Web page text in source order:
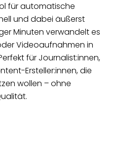
für automatische
und dabei äußerst
Minuten verwandelt es
Videoaufnahmen in
für Journalist:innen,
Ersteller:innen, die
wollen – ohne